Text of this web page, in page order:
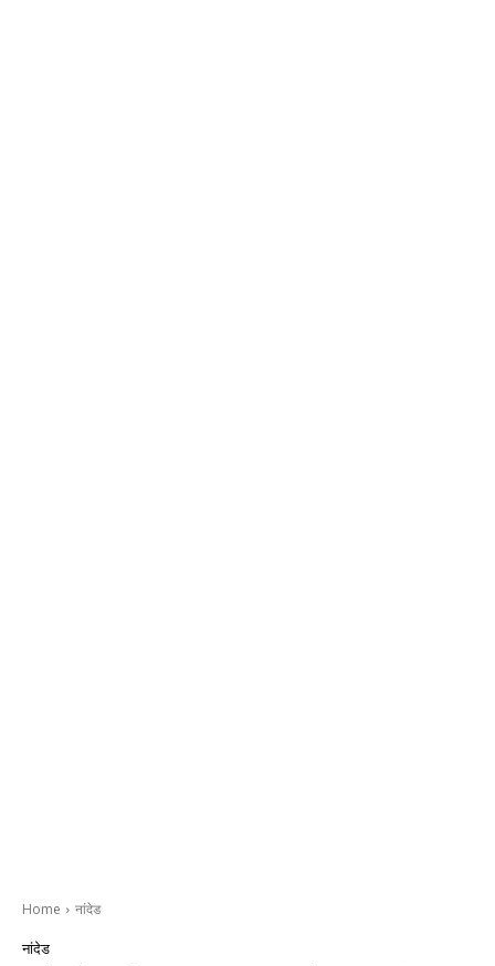
Home नांदेड
नांदेड